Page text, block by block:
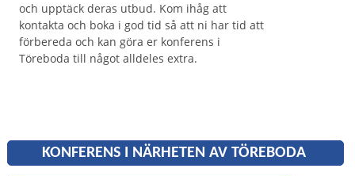
och upptäck deras utbud. Kom ihåg att
kontakta och boka i god tid så att ni har tid att
förbereda och kan göra er konferens i
Töreboda till något alldeles extra.
KONFERENS I NÄRHETEN AV TÖREBODA